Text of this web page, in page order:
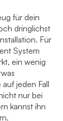
für dein
dringlichst
Für
System
ein wenig
jeden Fall
nur bei
kannst ihn